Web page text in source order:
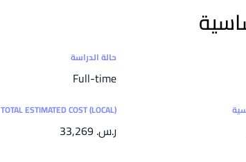
SEGi University Kota Damansara
Management and Science University (MSU)
حالة الدراسة
Full-time
TOTAL ESTIMATED COST (LOCAL)
ر.س.‏ 33,269